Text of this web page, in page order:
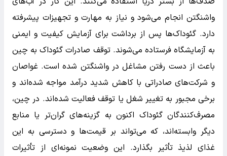
واشنگتن انجام می‌شود و نیاز به مهارت و تجهیزات پیشرفته
دارد. گئوداک‌ها پس از برداشت برای آزمایش کیفیت و ایمنی
به آزمایشگاه فرستاده می‌شوند. توقف صادرات گئوداک به چین
باعث از دست رفتن مشاغل در واشنگتن شده است. غواصان
و شرکت‌های صادراتی با کاهش شدید درآمد مواجه شده‌اند و
برخی مجبور به تغییر شغل یا توقف فعالیت شده‌اند. در چین،
مصرف‌کنندگان گئوداک اکنون به گزینه‌های گران‌تر یا منابع
دیگر وابسته‌اند، که می‌تواند بر قیمت‌ها و دسترسی به این
غذای لذیذ تأثیر بگذارد. این وضعیت نمونه‌ای از تأثیرات